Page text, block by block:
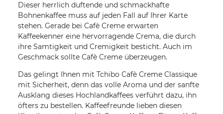
Dieser herrlich duftende und schmackhafte
Bohnenkaffee muss auf jeden Fall auf Ihrer Karte
stehen. Gerade bei Cafè Creme erwarten
Kaffeekenner eine hervorragende Crema, die durch
ihre Samtigkeit und Cremigkeit besticht. Auch im
Geschmack sollte Cafè Creme überzeugen.
Das gelingt Ihnen mit Tchibo Cafè Creme Classique
mit Sicherheit, denn das volle Aroma und der sanfte
Ausklang dieses Hochlandkaffees verführt dazu, ihn
öfters zu bestellen. Kaffeefreunde lieben diesen